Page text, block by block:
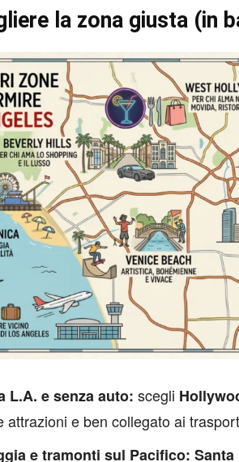
la zona giusta (in
L.A. e senza auto: scegli
attrazioni e ben collegato ai
e tramonti sul Pacifico: